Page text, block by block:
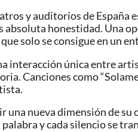
y auditorios de España
absoluta honestidad. Una
solo se consigue en un
interacción única entre
Canciones como
una nueva dimensión de
palabra y cada silencio se